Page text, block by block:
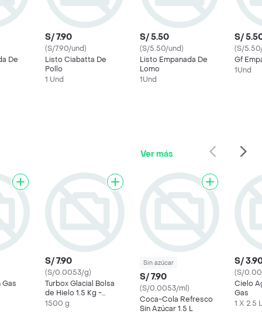
De
S/ 7.90
(S/7.90/und)
Listo Ciabatta De
Pollo
1 Und
S/ 5.50
(S/5.50/und)
Listo Empanada De
Lomo
1Und
S/
(S/
Gf
1Und
Ver más
Gas
S/ 7.90
(S/0.0053/g)
Turbox Glacial Bolsa
de Hielo 1.5 Kg -
Glacial -
1500 g
Sin azúcar
S/ 7.90
(S/0.0053/ml)
Coca-Cola Refresco
Sin Azúcar 1.5 L
S/
(S/
Cielo
Gas
1 X 2.5 L